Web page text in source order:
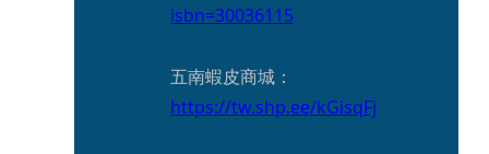
isbn=30036115
五南蝦皮商城：
https://tw.shp.ee/kGisqFj